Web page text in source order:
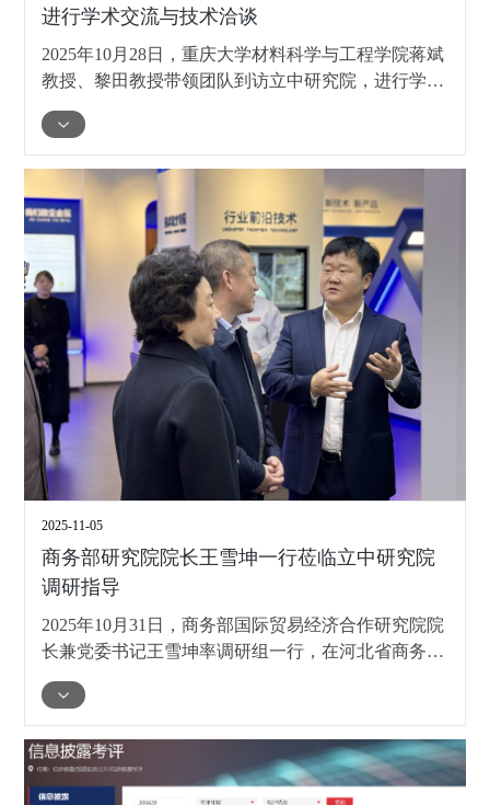
进行学术交流与技术洽谈
2025年10月28日，重庆大学材料科学与工程学院蒋斌
教授、黎田教授带领团队到访立中研究院，进行学术
交流与合作洽谈。此次访问旨在促进产学研深度融
合，共同推动轻合金材料领域的技术创新与产业升
团副总工程师郑长清等人接待了到访团队。
2025-11-05
商务部研究院院长王雪坤一行莅临立中研究院
调研指导
2025年10月31日，商务部国际贸易经济合作研究院院
长兼党委书记王雪坤率调研组一行，在河北省商务厅
党组副书记、副厅长史德信等陪同下，莅临立中研究
院，调研立中车轮“走出去”情况。保定市委副书记、
兴等人接待了调研团一行。